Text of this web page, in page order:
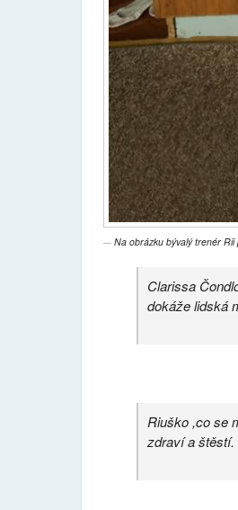
Na obrázku bývalý trenér
Clarissa
dokáže lidská
Riuško ,co se
zdraví a štěstí.